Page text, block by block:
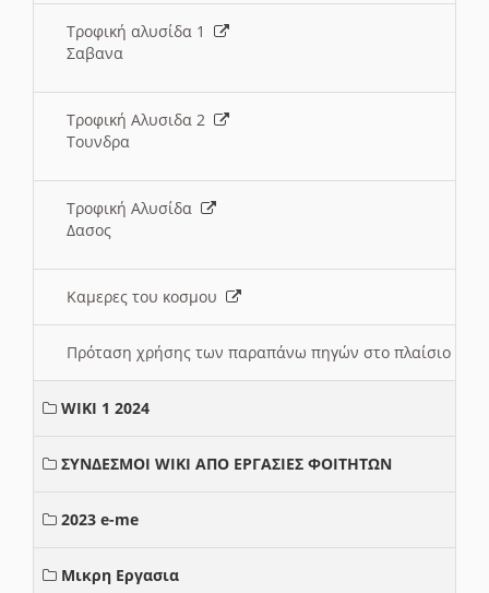
Τροφική αλυσίδα 1
Σαβανα
Τροφική Αλυσιδα 2
Τουνδρα
Τροφική Αλυσίδα
Δασος
Καμερες του κοσμου
Πρόταση χρήσης των παραπάνω πηγών στο πλαίσιο
WIKI 1 2024
ΣΥΝΔΕΣΜΟΙ WIKI ΑΠΟ ΕΡΓΑΣΙΕΣ ΦΟΙΤΗΤΩΝ
2023 e-me
Μικρη Εργασια